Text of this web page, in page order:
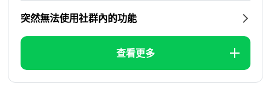
突然無法使用社群內的功能
查看更多